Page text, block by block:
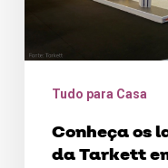
Tudo para Casa
Conheça os
da Tarkett